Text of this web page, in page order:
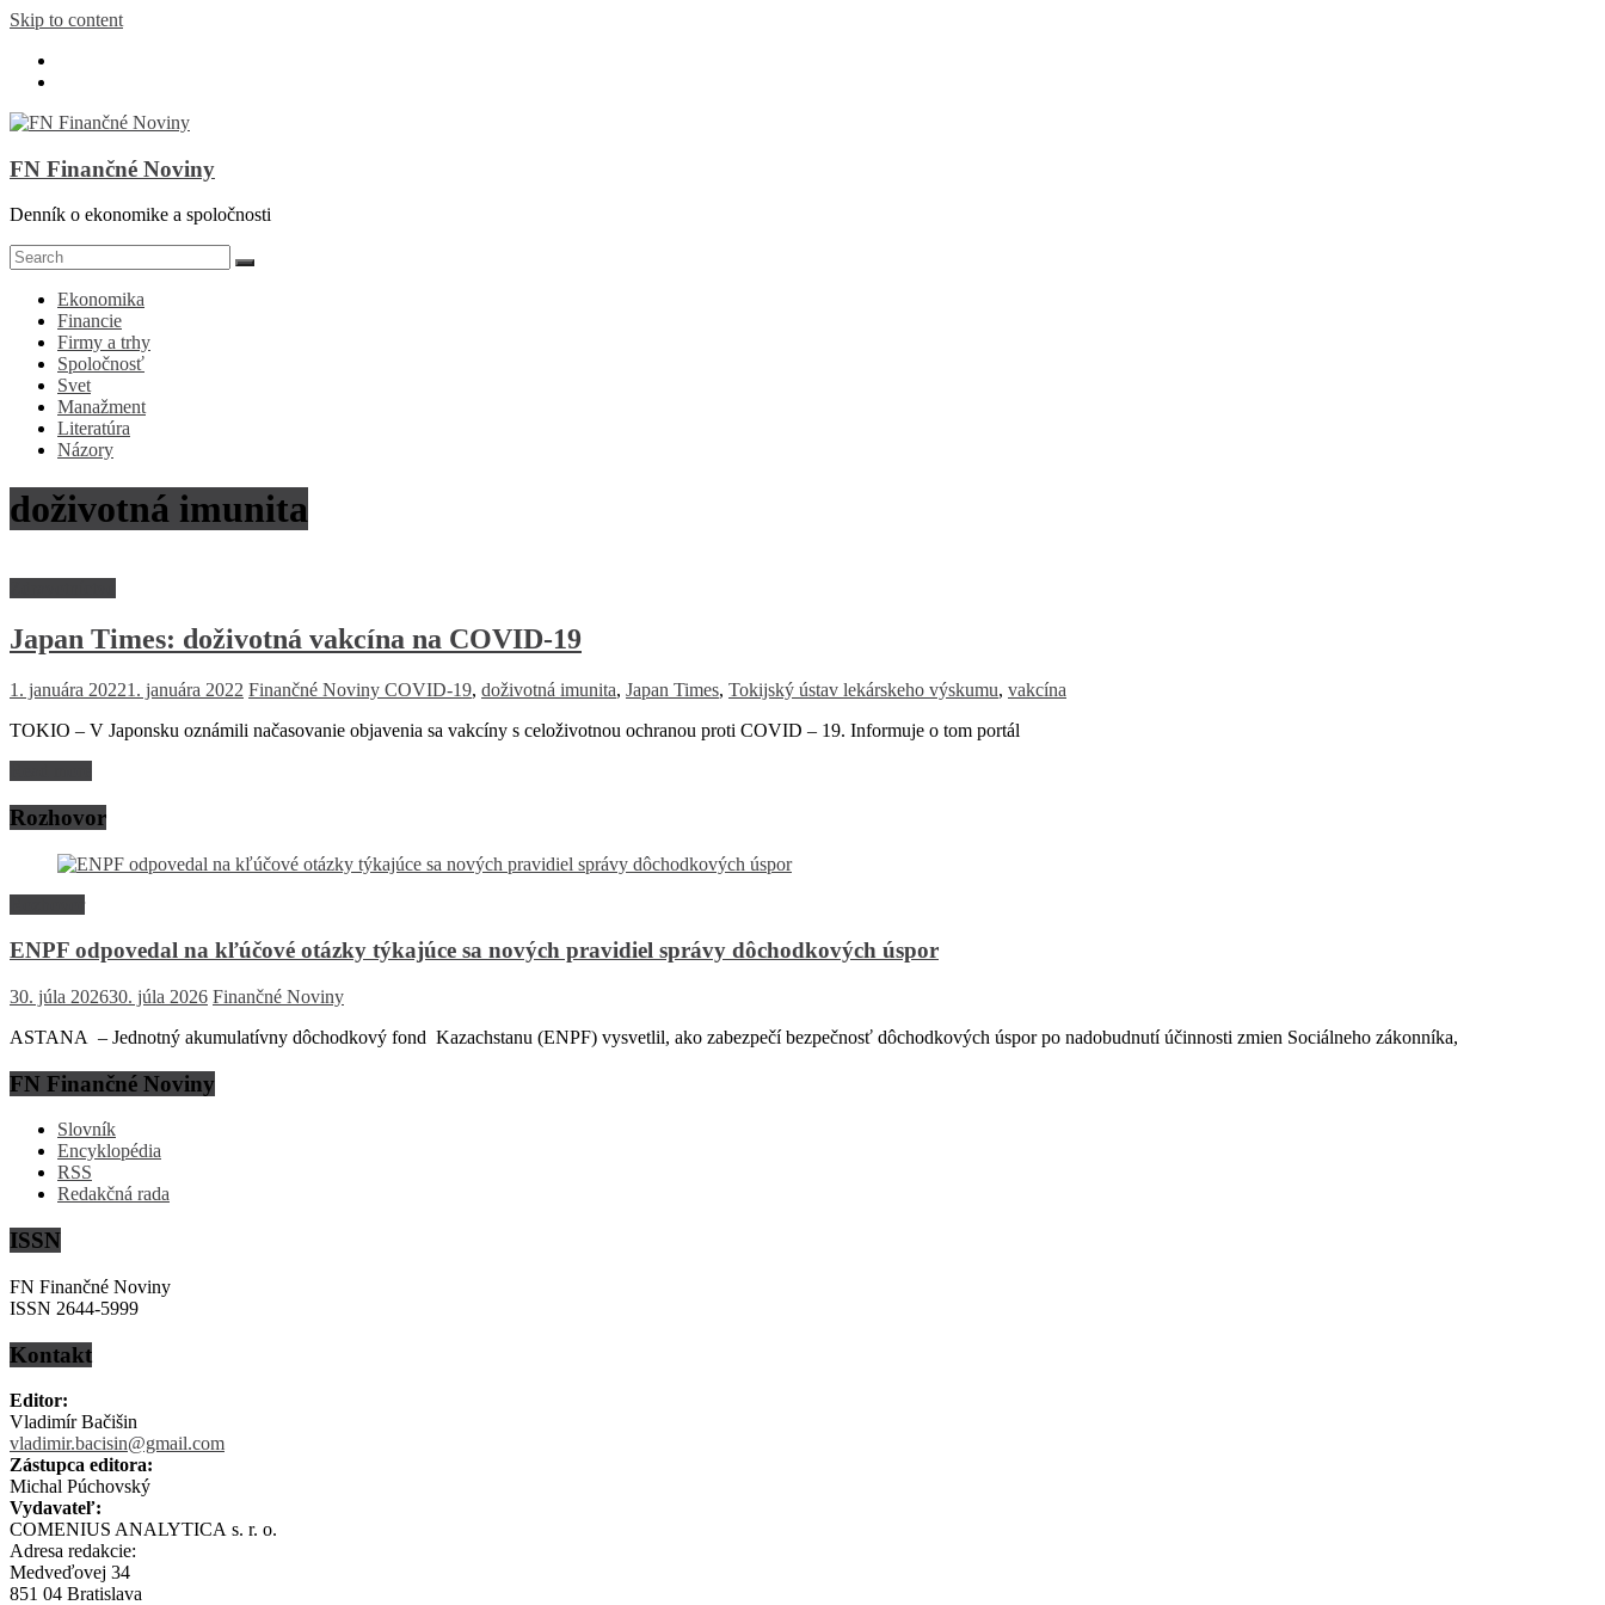
Skip to content
FN Finančné Noviny
Denník o ekonomike a spoločnosti
Ekonomika
Financie
Firmy a trhy
Spoločnosť
Svet
Manažment
Literatúra
Názory
doživotná imunita
Japan Times: doživotná vakcína na COVID-19
1. januára 20221. januára 2022 Finančné Noviny COVID-19, doživotná imunita, Japan Times, Tokijský ústav lekárskeho výskumu, vakcína
TOKIO – V Japonsku oznámili načasovanie objavenia sa vakcíny s celoživotnou ochranou proti COVID – 19. Informuje o tom portál
Rozhovor
ENPF odpovedal na kľúčové otázky týkajúce sa nových pravidiel správy dôchodkových úspor
30. júla 202630. júla 2026 Finančné Noviny
ASTANA – Jednotný akumulatívny dôchodkový fond Kazachstanu (ENPF) vysvetlil, ako zabezpečí bezpečnosť dôchodkových úspor po nadobudnutí účinnosti zmien Sociálneho zákonníka,
FN Finančné Noviny
Slovník
Encyklopédia
RSS
Redakčná rada
ISSN
FN Finančné Noviny
ISSN 2644-5999
Kontakt
Editor:
Vladimír Bačišin
vladimir.bacisin@gmail.com
Zástupca editora:
Michal Púchovský
Vydavateľ:
COMENIUS ANALYTICA s. r. o.
Adresa redakcie:
Medveďovej 34
851 04 Bratislava